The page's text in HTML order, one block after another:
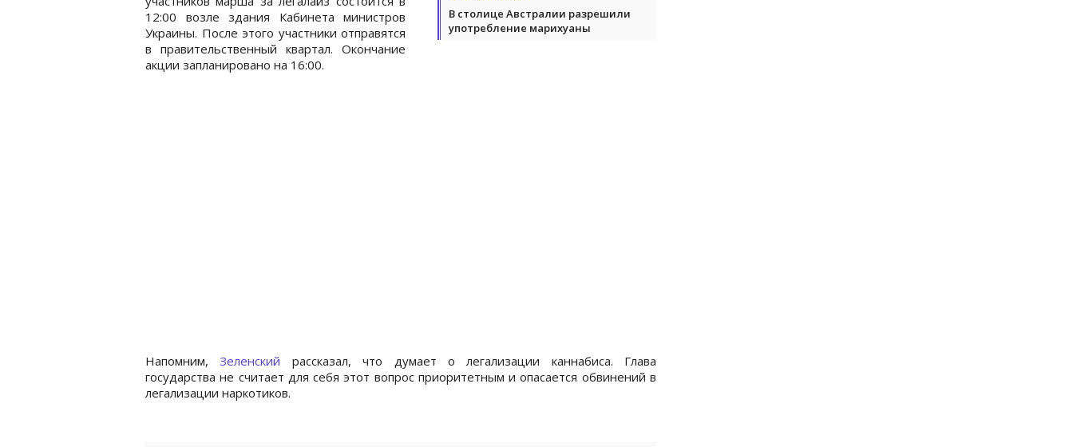
В столице Австралии разрешили
употребление марихуаны
12:00 возле здания Кабинета министров
Украины. После этого участники отправятся
в правительственный квартал. Окончание
акции запланировано на 16:00.
Напомним,Зеленский рассказал, что думает о легализации каннабиса. Глава
государства не считает для себя этот вопрос приоритетным и опасается обвинений в
легализации наркотиков.